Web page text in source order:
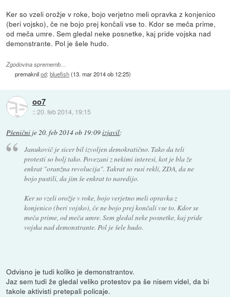
Ker so vzeli orožje v roke, bojo verjetno meli opravka z konjenico
(beri vojsko), če ne bojo prej končali vse to. Kdor se meča prime,
od meča umre. Sem gledal neke posnetke, kaj pride vojska nad
demonstrante. Pol je šele hudo.
Zgodovina sprememb…
premaknilod:bluefish(13. mar 2014 ob 12:25)
oo7
::20. feb 2014, 19:15
Pšenični je20. feb 2014 ob 19:09izjavil:
Janukovič je sicer bil izvoljen demokratično. Tako da teli
protesti so bolj tako. Povezani z nekimi interesi, kot je bla že
enkrat "oranžna revolucija". Takrat so rusi rekli, ZDA, da ne
bojo pustili, da jim še enkrat to naredijo.
Ker so vzeli orožje v roke, bojo verjetno meli opravka z
konjenico (beri vojsko), če ne bojo prej končali vse to. Kdor se
meča prime, od meča umre. Sem gledal neke posnetke, kaj pride
vojska nad demonstrante. Pol je šele hudo.
Odvisno je tudi koliko je demonstrantov.
Jaz sem tudi že gledal veliko protestov pa še nisem videl, da bi
takole aktivisti pretepali policaje.